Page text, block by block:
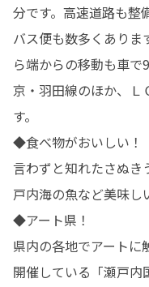
分です。高速道路も整
バス便も数多くありま
ら端からの移動も車
京・羽田線のほか、Ｌ
す。
◆食べ物がおいしい！
言わずと知れたさぬき
戸内海の魚など美味し
◆アート県！
県内の各地でアートに
開催している「瀬戸